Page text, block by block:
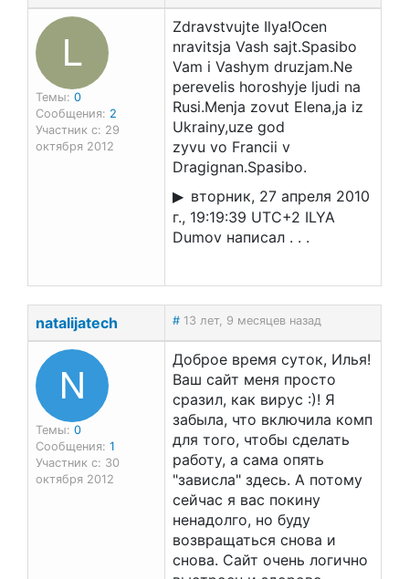
L
Темы: 0
Сообщения: 2
Участник с: 29
октября 2012
Zdravstvujte Ilya!Ocen
nravitsja Vash sajt.Spasibo
Vam i Vashym druzjam.Ne
perevelis horoshyje ljudi na
Rusi.Menja zovut Elena,ja iz
Ukrainy,uze god
zyvu vo Francii v
Dragignan.Spasibo.
вторник, 27 апреля 2010
г., 19:19:39 UTC+2 ILYA
Dumov написал . . .
natalijatech # 13 лет, 9 месяцев назад
N
Темы: 0
Сообщения: 1
Участник с: 30
октября 2012
Доброе время суток, Илья!
Ваш сайт меня просто
сразил, как вирус :)! Я
забыла, что включила комп
для того, чтобы сделать
работу, а сама опять
"зависла" здесь. А потому
сейчас я вас покину
ненадолго, но буду
возвращаться снова и
снова. Сайт очень логично